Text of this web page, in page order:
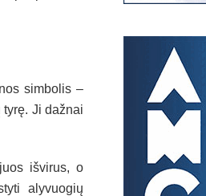
simbolis –
Ji dažnai
išvirus, o
alyvuogių